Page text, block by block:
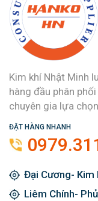
Kim khí Nhật Minh
hàng đầu phân
chuyên gia lựa
ĐẶT HÀNG NHANH
Đại Cương- Kim
Liêm Chính-